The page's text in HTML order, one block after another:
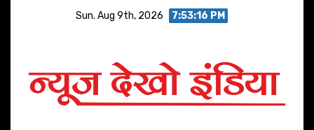
Sun. Aug 9th, 2026 7:53:17 PM